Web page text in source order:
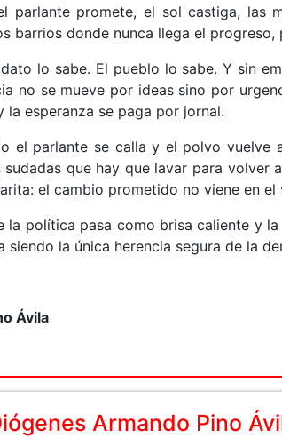
parlante promete, el sol castiga, las
barrios donde nunca llega el progreso,
lo sabe. El pueblo lo sabe. Y sin
no se mueve por ideas sino por
la esperanza se paga por jornal.
el parlante se calla y el polvo vuelve
que hay que lavar para volver
el cambio prometido no viene en el
la política pasa como brisa caliente y
siendo la única herencia segura de la
Ávila
Armando Pino